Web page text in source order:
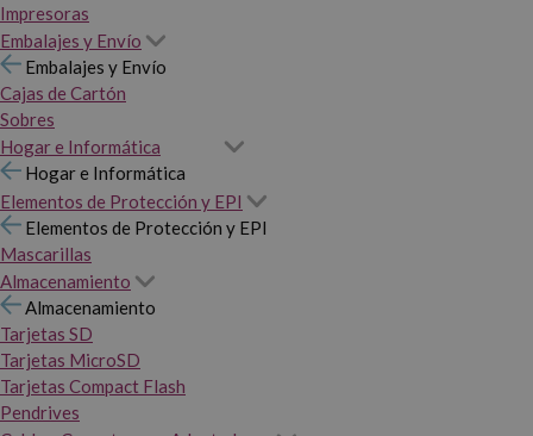
Impresoras
Embalajes y Envío
Embalajes y Envío
Cajas de Cartón
Sobres
Hogar e Informática
Hogar e Informática
Elementos de Protección y EPI
Elementos de Protección y EPI
Mascarillas
Almacenamiento
Almacenamiento
Tarjetas SD
Tarjetas MicroSD
Tarjetas Compact Flash
Pendrives